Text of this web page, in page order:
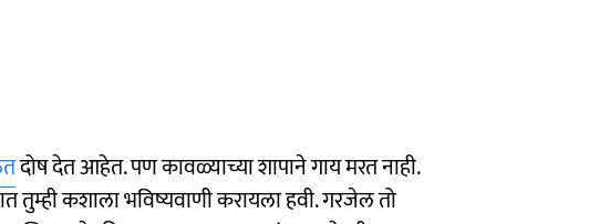
दोष देत आहेत. पण कावळ्याच्या शापाने गाय मरत नाही.
कशाला भविष्यवाणी करायला हवी. गरजेल तो